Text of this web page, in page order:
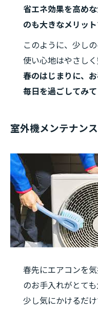
省エネ効果を高め
のも大きなメリッ
このように、少し
使い心地はやさしく
春のはじまりに、
毎日を過ごしてみて
室外機メンテナン
春先にエアコンを
のお手入れがとても
少し気にかけるだ